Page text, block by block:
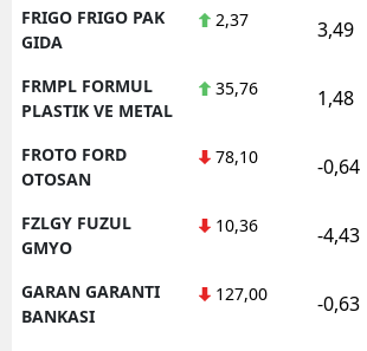
FRIGO FRIGO PAK
GIDA
2,37 3,49
FRMPL FORMUL
PLASTIK VE METAL
35,76 1,48
FROTO FORD
OTOSAN
78,10 -0,64
FZLGY FUZUL
GMYO
10,36 -4,43
GARAN GARANTI
BANKASI
127,00 -0,63